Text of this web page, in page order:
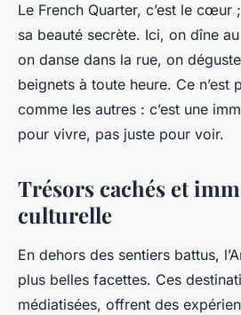
Le French Quarter, c’est le cœur
sa beauté secrète. Ici, on dîne
on danse dans la rue, on
beignets à toute heure. Ce n’est
comme les autres : c’est une
pour vivre, pas juste pour voir.
Trésors cachés et
culturelle
En dehors des sentiers battus,
plus belles facettes. Ces
médiatisées, offrent des